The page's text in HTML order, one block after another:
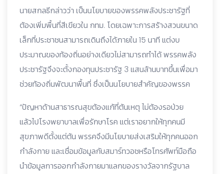
​นายสกลธีกล่าวว่า เป็นนโยบายของพรรคพลังประชารัฐที่
ต้องเพิ่มพื้นที่สีเขียวใน กทม. โดยเฉพาะการสร้างสวนขนาด
เล็กที่ประชาชนสามารถเดินถึงได้ภายใน 15 นาที แต่งบ
ประมาณของท้องถิ่นอย่างเดียวไม่สามารถทำได้ พรรคพลัง
ประชารัฐจึงจะตั้งกองทุนประชารัฐ 3 แสนล้านบาทขึ้นเพื่อมา
ช่วยท้องถิ่นพัฒนาพื้นที่ ซึ่งเป็นนโยบายสำคัญของพรรค
​“ปัญหาด้านสาธารณสุขต้องแก้ที่ต้นเหตุ ไม่ต้องรอป่วย
แล้วไปโรงพยาบาลเพื่อรักษาโรค แต่เราอยากให้ทุกคนมี
สุขภาพดีตั้งแต่ต้น พรรคจึงมีนโยบายส่งเสริมให้ทุกคนออก
กำลังกาย และเชื่อมข้อมูลกับสมาร์ทวอชหรือโทรศัพท์มือถือ
นำข้อมูลการออกกำลังกายมาแลกของรางวัลจากรัฐบาล